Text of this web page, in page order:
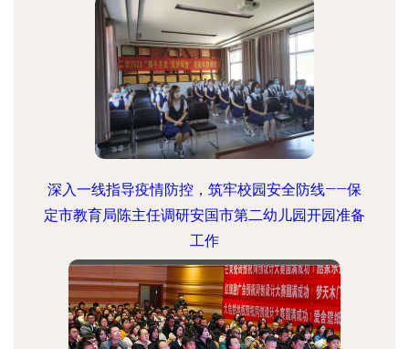
深入一线指导疫情防控，筑牢校园安全防线——保
定市教育局陈主任调研安国市第二幼儿园开园准备
工作